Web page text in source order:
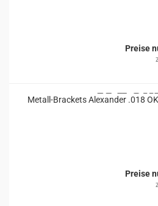
Preise
Metall-​​Bra­ckets Alex­an­der .018 OK
Preise